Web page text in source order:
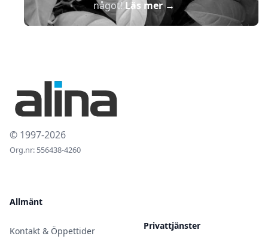
något!Läs mer→
© 1997-2026
Org.nr: 556438-4260
Allmänt
Kontakt & Öppettider Privattjänster